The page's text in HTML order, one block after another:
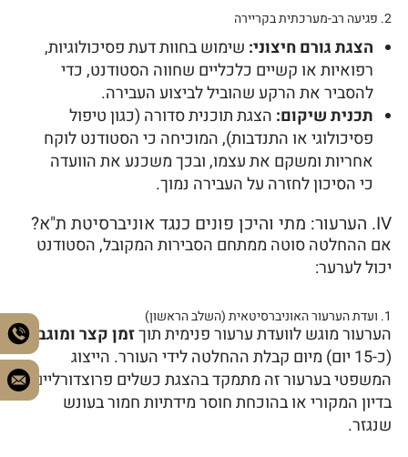
2. פגיעה רב-מערכתית בקריירה
הצגת גורם חיצוני: שימוש בחוות דעת פסיכולוגיות,
רפואיות או קשיים כלכליים שחווה הסטודנט, כדי
להסביר את הרקע שהוביל לביצוע העבירה.
תכנית שיקום: הצגת תוכנית סדורה (כגון טיפול
פסיכולוגי או התנדבות), המוכיחה כי הסטודנט לוקח
אחריות ומשקם את עצמו, ובכך משכנע את הוועדה
כי הסיכון לחזרה על העבירה נמוך.
IV. הערעור: מתי והיכן פונים כנגד אוניברסיטת ת"א?
אם ההחלטה סוטה ממתחם הסבירות המקובל, הסטודנט
יכול לערער:
1. ועדת הערעור האוניברסיטאית (השלב הראשון)
הערעור מוגש לוועדת ערעור פנימית תוךזמן קצר ומוגבל
(כ-15 יום) מיום קבלת ההחלטה לידי העורר. הייצוג
המשפטי בערעור זה מתמקד בהצגת כשלים פרוצדורליים
בדיון המקורי או בהוכחת חוסר מידתיות חמור בעונש
שנגזר.